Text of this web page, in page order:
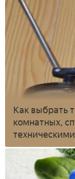
Как выбрать
комнатных,